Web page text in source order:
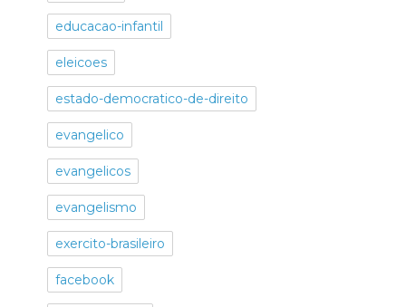
educacao-infantil
eleicoes
estado-democratico-de-direito
evangelico
evangelicos
evangelismo
exercito-brasileiro
facebook